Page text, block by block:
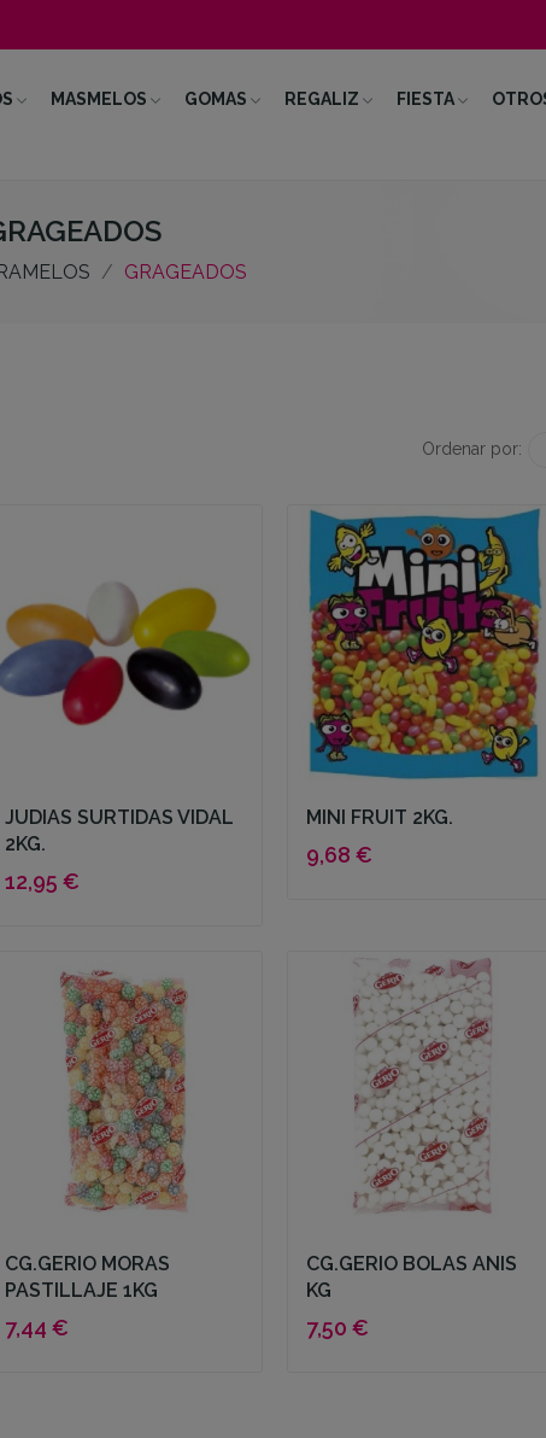
MASMELOS GOMAS REGALIZ FIESTA
GRAGEADOS
Ordenar por:
JUDIAS SURTIDAS VIDAL
2KG.
12,95 €
MINI FRUIT 2KG.
9,68 €
CG.GERIO MORAS
PASTILLAJE 1KG
7,44 €
CG.GERIO BOLAS ANIS
KG
7,50 €